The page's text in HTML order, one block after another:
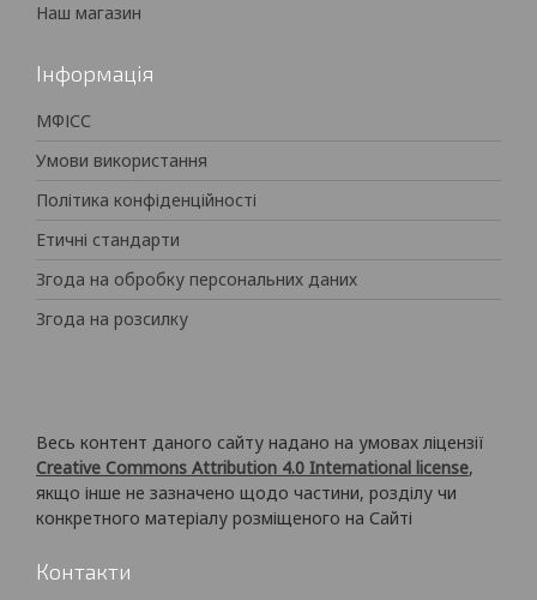
Наш магазин
Інформація
МФІСС
Умови використання
Політика конфіденційності
Етичні стандарти
Згода на обробку персональних даних
Згода на розсилку
Весь контент даного сайту надано на умовах ліцензії
Creative Commons Attribution 4.0 International license,
якщо інше не зазначено щодо частини, розділу чи
конкретного матеріалу розміщеного на Сайті
Контакти